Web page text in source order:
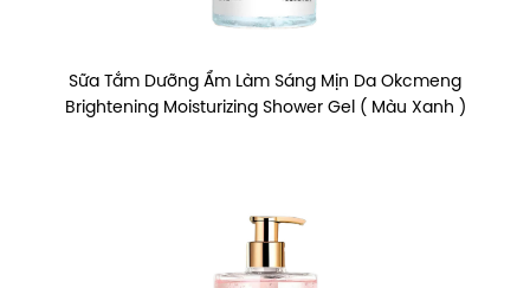
Sữa Tắm Dưỡng Ẩm Làm Sáng Mịn Da Okcmeng
Brightening Moisturizing Shower Gel ( Màu Xanh )